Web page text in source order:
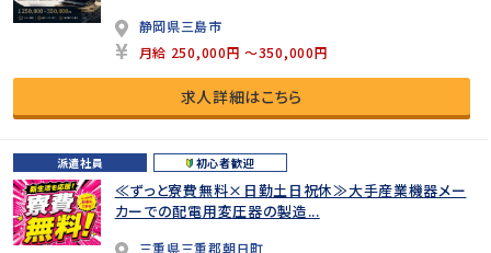
静岡県三島市
月給 250,000円 ～350,000円
求人詳細はこちら
派遣社員 初心者歓迎
≪ずっと寮費無料×日勤土日祝休≫大手産業機器メー
カーでの配電用変圧器の製造...
三重県三重郡朝日町